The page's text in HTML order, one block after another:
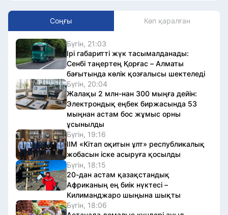
Соңғы Көп қаралған
Бүгін, 21:03
Ірі габаритті жүк тасымалданады:
Сенбі таңертең Қорғас – Алматы
бағытында көлік қозғалысы шектеледі
Бүгін, 20:04
Жалақы 2 млн-нан 300 мыңға дейін:
Электрондық еңбек биржасында 53
мыңнан астам бос жұмыс орны
ұсынылды
Бүгін, 19:16
ІІМ «Кітап оқитын ұлт» республикалық
жобасын іске асыруға қосылды
Бүгін, 18:15
20-дан астам қазақстандық
Африканың ең биік нүктесі –
Килиманджаро шыңына шықты
Бүгін, 18:06